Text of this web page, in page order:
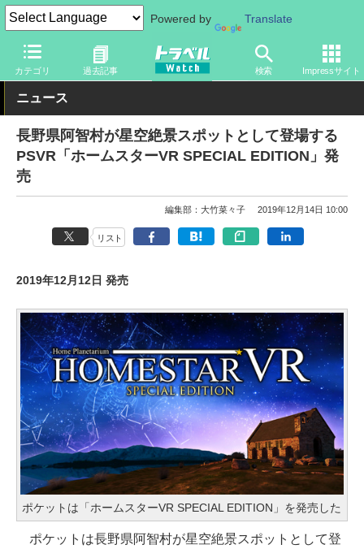
Powered by Translate
カテゴリ 過去記事 検索 Impressサイト
トラベル Watch 地域 国内旅行 甲信越
ニュース
長野県阿智村が星空絶景スポットとして登場する
PSVR「ホームスターVR SPECIAL EDITION」発
売
編集部：大竹菜々子 2019年12月14日 10:00
リスト
2019年12月12日 発売
ポケットは「ホームスターVR SPECIAL EDITION」を発売した
ポケットは長野県阿智村が星空絶景スポットとして登